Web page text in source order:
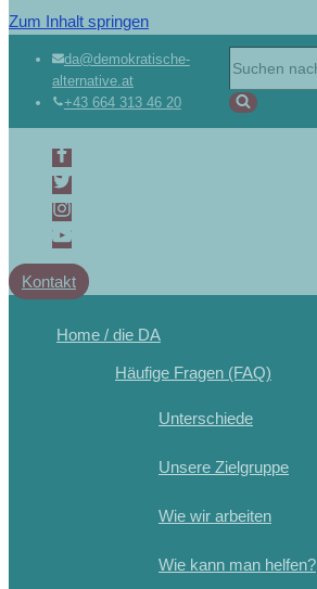
Zum Inhalt springen
da@demokratische-
alternative.at
+43 664 313 46 20
Kontakt
Home / die DA
Häufige Fragen (FAQ)
Unterschiede
Unsere Zielgruppe
Wie wir arbeiten
Wie kann man helfen?